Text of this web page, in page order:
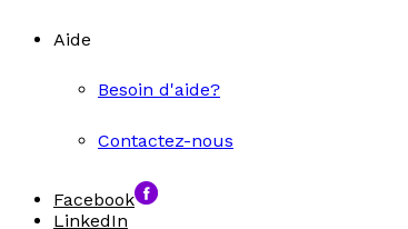
Aide
Besoin d'aide?
Contactez-nous
Facebook
LinkedIn